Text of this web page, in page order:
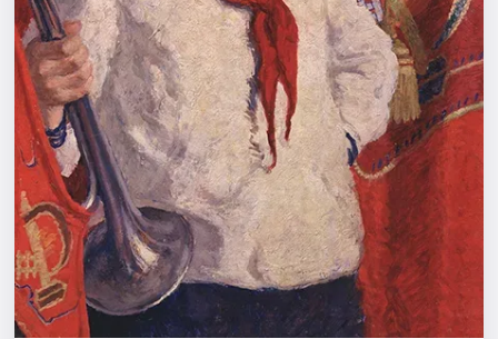
Площадки
Артисты
Рейтинги